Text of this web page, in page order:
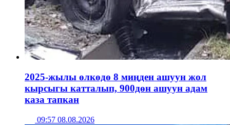
2025-жылы өлкөдө 8 миңден ашуун жол
кырсыгы катталып, 900дөн ашуун адам
каза тапкан
09:57 08.08.2026